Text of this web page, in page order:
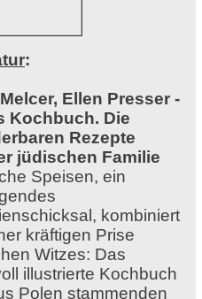
:
Ellen Presser -
Kochbuch. Die
Rezepte
jüdischen Familie
Speisen, ein
kombiniert
kräftigen Prise
Witzes: Das
illustrierte Kochbuch
Polen stammenden